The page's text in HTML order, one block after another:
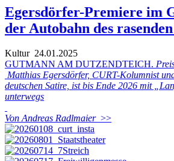
Egersdörfer-Premiere im
der Autobahn des
Kultur24.01.2025
GUTMANN AM DUTZENDTEICH.
Matthias Egersdörfer, CURT-Kolumnist
deutschen Satire, ist bis Ende 2026 mit
unterwegs
Von Andreas Radlmaier>>